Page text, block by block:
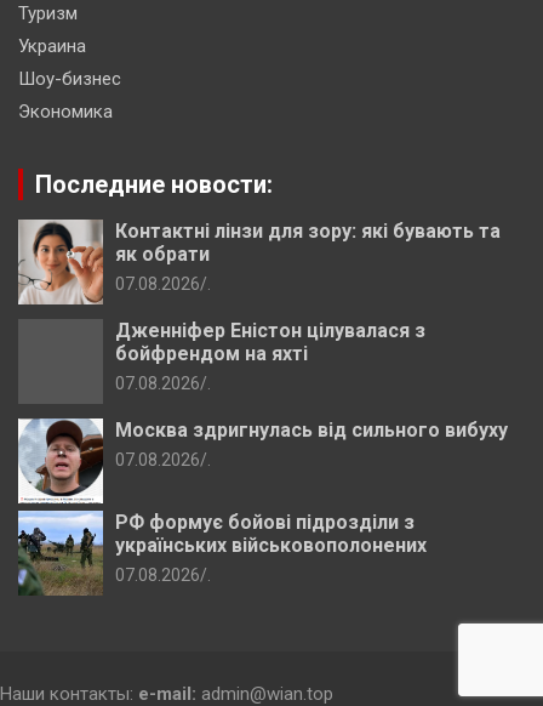
Туризм
Украина
Шоу-бизнес
Экономика
Последние новости:
Контактні лінзи для зору: які бувають та
як обрати
07.08.2026
Дженніфер Еністон цілувалася з
бойфрендом на яхті
07.08.2026
Москва здригнулась від сильного вибуху
07.08.2026
РФ формує бойові підрозділи з
українських військовополонених
07.08.2026
Наши контакты: e-mail: admin@wian.top